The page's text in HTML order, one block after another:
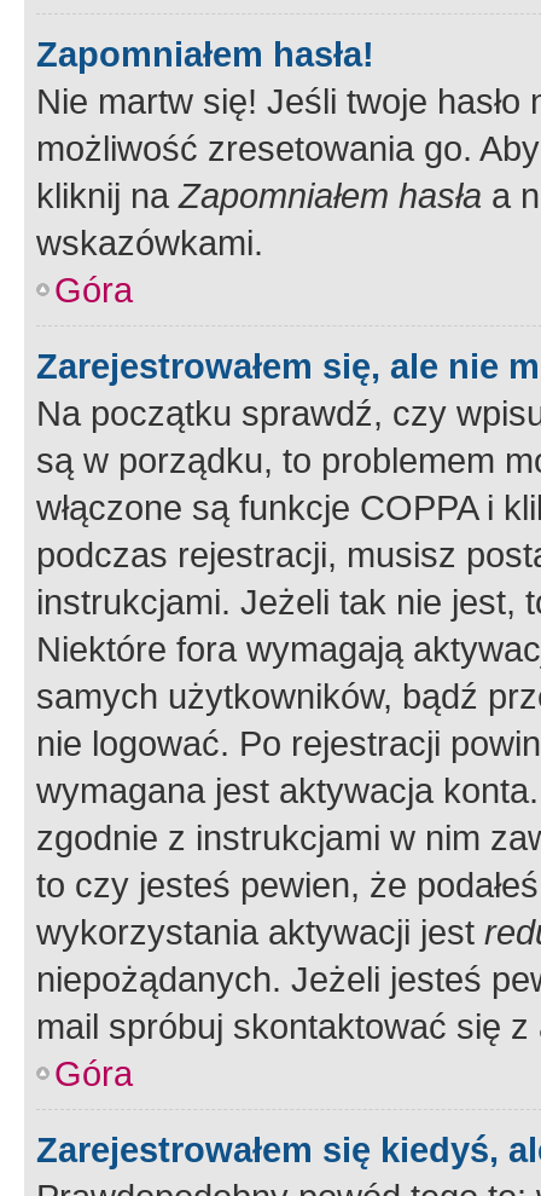
Zapomniałem hasła!
Nie martw się! Jeśli twoje
możliwość zresetowania go.
kliknij naZapomniałem hasła a
wskazówkami.
Góra
Zarejestrowałem się, ale nie
Na początku sprawdź, czy
są w porządku, to problemem
włączone są funkcje COPPA i
podczas rejestracji, musisz
instrukcjami. Jeżeli tak nie jest,
Niektóre fora wymagają
samych użytkowników, bądź
nie logować. Po rejestracji
wymagana jest aktywacja
zgodnie z instrukcjami w nim
to czy jesteś pewien, że
wykorzystania aktywacji jest
niepożądanych. Jeżeli jesteś
mail spróbuj skontaktować się
Góra
Zarejestrowałem się kiedyś,